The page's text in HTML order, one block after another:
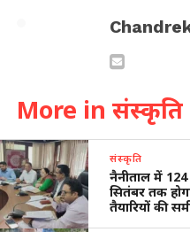
More in संस्कृति
संस्कृति
नैनीताल में
सितंबर तक
तैयारियों की